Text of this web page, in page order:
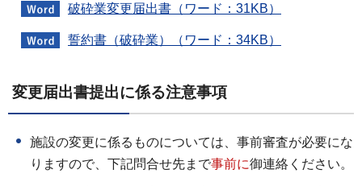
破砕業変更届出書（ワード：31KB）
誓約書（破砕業）（ワード：34KB）
変更届出書提出に係る注意事項
施設の変更に係るものについては、事前審査が必要にな
りますので、下記問合せ先まで事前に御連絡ください。